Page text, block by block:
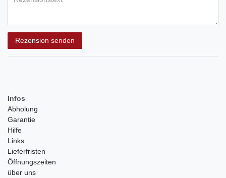
Rezension senden
Infos
Abholung
Garantie
Hilfe
Links
Lieferfristen
Öffnungszeiten
über uns